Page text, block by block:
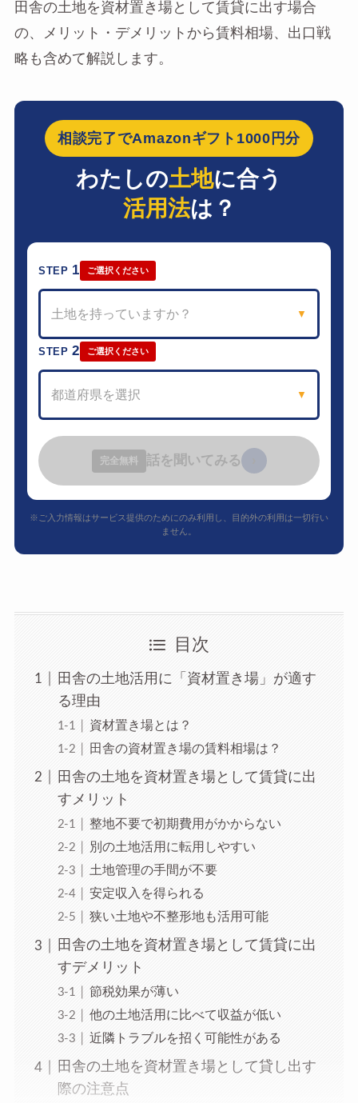
田舎の土地を資材置き場として賃貸に出す場合
の、メリット・デメリットから賃料相場、出口戦
略も含めて解説します。
相談完了でAmazonギフト1000円分
わたしの土地に合う
活用法は？
STEP 1 ご選択ください
土地を持っていますか？ ▼
STEP2 ご選択ください
都道府県を選択 ▼
完全無料 話を聞いてみる
※ご入力情報はサービス提供のためにのみ利用し、目的外の利用は一切行い
ません。
目次
田舎の土地活用に「資材置き場」が適す
る理由
資材置き場とは？
田舎の資材置き場の賃料相場は？
田舎の土地を資材置き場として賃貸に出
すメリット
整地不要で初期費用がかからない
別の土地活用に転用しやすい
土地管理の手間が不要
安定収入を得られる
狭い土地や不整形地も活用可能
田舎の土地を資材置き場として賃貸に出
すデメリット
節税効果が薄い
他の土地活用に比べて収益が低い
近隣トラブルを招く可能性がある
田舎の土地を資材置き場として貸し出す
際の注意点